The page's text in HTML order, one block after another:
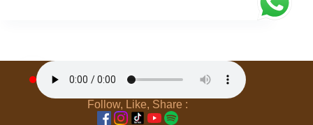
PREV NEXT
Follow, Like, Share :